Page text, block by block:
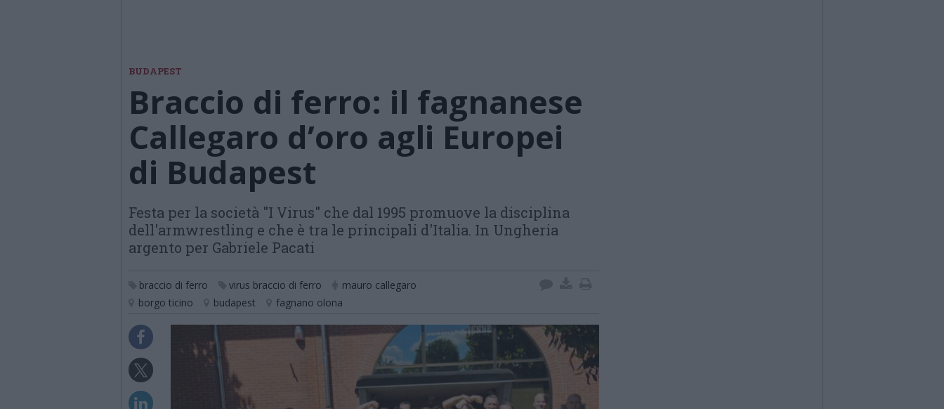
BUDAPEST
Braccio di ferro: il fagnanese
Callegaro d’oro agli Europei
di Budapest
Festa per la società "I Virus" che dal 1995 promuove la disciplina
dell'armwrestling e che è tra le principali d'Italia. In Ungheria
argento per Gabriele Pacati
braccio di ferro virus braccio di ferro
mauro callegaro
borgo ticino
budapest fagnano olona